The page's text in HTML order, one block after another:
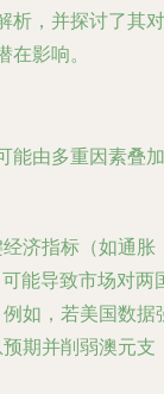
析，并探讨了其对
影响。
能由多重因素叠加
经济指标（如通胀
能导致市场对两
如，若美国数据
期并削弱澳元支